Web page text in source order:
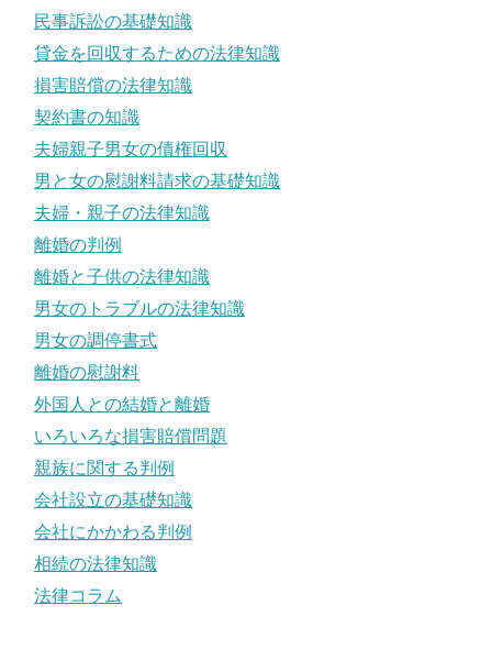
民事訴訟の基礎知識
貸金を回収するための法律知識
損害賠償の法律知識
契約書の知識
夫婦親子男女の債権回収
男と女の慰謝料請求の基礎知識
夫婦・親子の法律知識
離婚の判例
離婚と子供の法律知識
男女のトラブルの法律知識
男女の調停書式
離婚の慰謝料
外国人との結婚と離婚
いろいろな損害賠償問題
親族に関する判例
会社設立の基礎知識
会社にかかわる判例
相続の法律知識
法律コラム